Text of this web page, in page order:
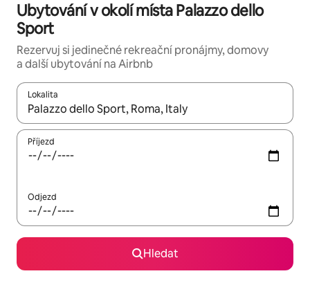
Ubytování v okolí místa Palazzo dello
Sport
Rezervuj si jedinečné rekreační pronájmy, domovy
a další ubytování na Airbnb
Lokalita
Až budou výsledky k dispozici, můžeš si je procházet pomocí
Příjezd
Odjezd
Hledat